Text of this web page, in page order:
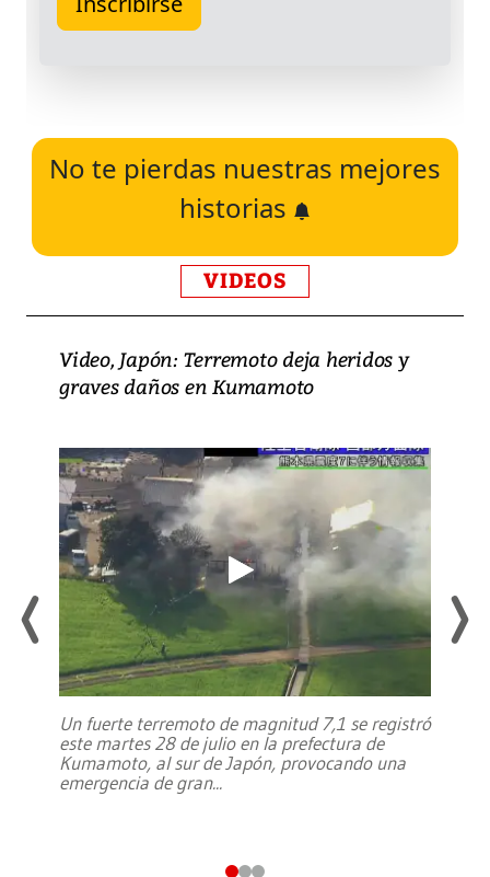
No te pierdas nuestras mejores
historias
VIDEOS
Video, Japón: Terremoto deja heridos y
graves daños en Kumamoto
Un fuerte terremoto de magnitud 7,1 se registró
este martes 28 de julio en la prefectura de
Kumamoto, al sur de Japón, provocando una
emergencia de gran...